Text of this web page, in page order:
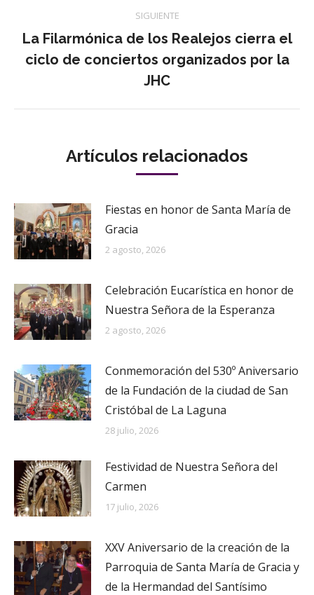
SIGUIENTE
Publicación
siguiente:
La Filarmónica de los Realejos cierra el
ciclo de conciertos organizados por la
JHC
Artículos relacionados
Fiestas en honor de Santa María de
Gracia
2 agosto, 2026
Celebración Eucarística en honor de
Nuestra Señora de la Esperanza
2 agosto, 2026
Conmemoración del 530º Aniversario
de la Fundación de la ciudad de San
Cristóbal de La Laguna
28 julio, 2026
Festividad de Nuestra Señora del
Carmen
17 julio, 2026
XXV Aniversario de la creación de la
Parroquia de Santa María de Gracia y
de la Hermandad del Santísimo